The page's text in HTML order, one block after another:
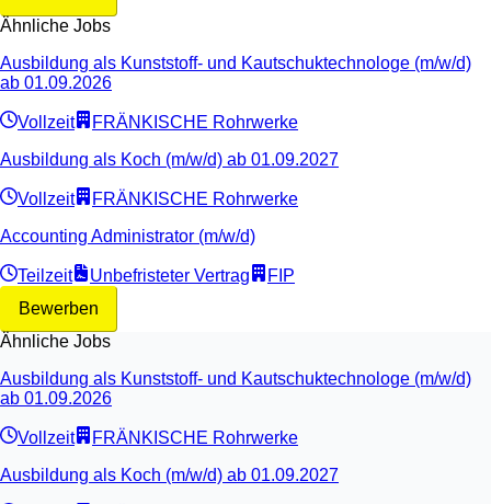
Ähnliche Jobs
Ausbildung als Kunststoff- und Kautschuktechnologe (m/w/d)
ab 01.09.2026
Vollzeit
FRÄNKISCHE Rohrwerke
Ausbildung als Koch (m/w/d) ab 01.09.2027
Vollzeit
FRÄNKISCHE Rohrwerke
Accounting Administrator (m/w/d)
Teilzeit Unbefristeter Vertrag
FIP
Bewerben
Ähnliche Jobs
Ausbildung als Kunststoff- und Kautschuktechnologe (m/w/d)
ab 01.09.2026
Vollzeit
FRÄNKISCHE Rohrwerke
Ausbildung als Koch (m/w/d) ab 01.09.2027